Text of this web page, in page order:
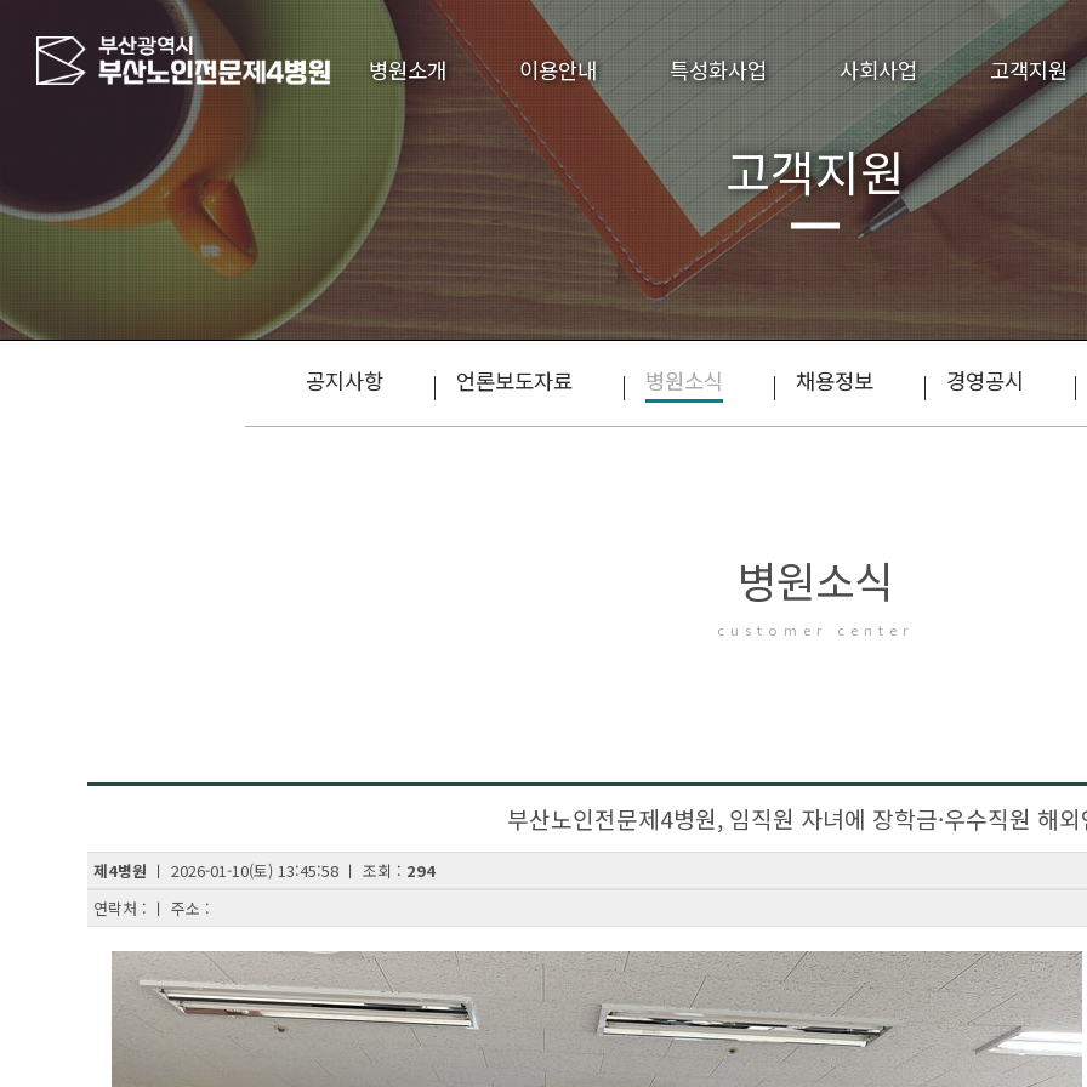
병원소개 이용안내 특성화사업 사회사업 고객지원
고객지원
공지사항 언론보도자료 병원소식 채용정보 경영공시
병원소식
customer center
부산노인전문제4병원, 임직원 자녀에 장학금·우수직원 해외
제4병원 ㅣ 2026-01-10(토) 13:45:58 ㅣ 조회 : 294
연락처 : ㅣ 주소 :